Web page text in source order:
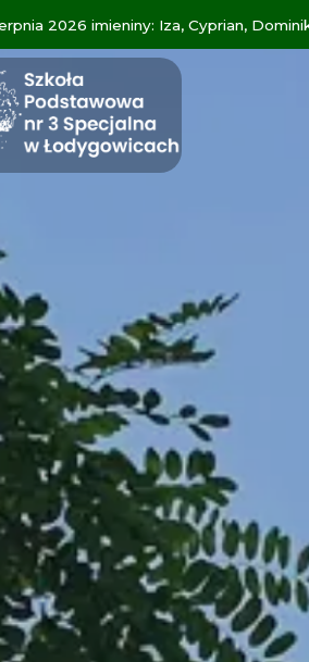
2026 imieniny: Iza, Cyprian,